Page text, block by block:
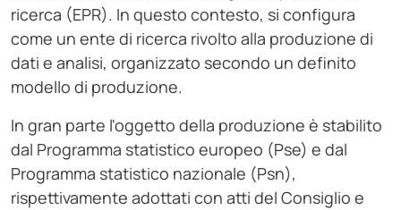
ricerca (EPR). In questo contesto, si configura
come un ente di ricerca rivolto alla produzione di
dati e analisi, organizzato secondo un definito
modello di produzione.
In gran parte l'oggetto della produzione è stabilito
dal Programma statistico europeo (Pse) e dal
Programma statistico nazionale (Psn),
rispettivamente adottati con atti del Consiglio e